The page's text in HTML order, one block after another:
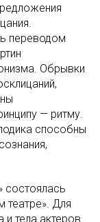
переводом
Обрывки
— ритму.
способны
театре». Для
тела актеров